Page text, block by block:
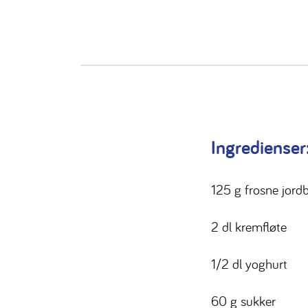
125 g frosne
2 dl kremfløte
1/2 dl yoghurt
60 g sukker